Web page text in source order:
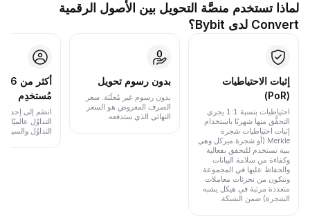
لماذا تستخدم منصَّة التحويل بين الأصول الرقمية
Convert لدى Bybit؟
إثبات الاحتياطيات
(PoR)
احتياطيات بنسبة 1:1 يجري
التحقُّق منها شهريًا باستخدام
إثبات احتياطيات شجرة
Merkle (أو شجرة ميركل وهي
بنية تستخدم للتحقق بفعالية
وكفاءة من سلامة البيانات
والحفاظ عليها في المجموعة.
وتتكون من تجزئات معاملات
متعددة مرتبة في هيكل يشبه
الشجرة) ضمن الشبكة.
بدون رسوم تحويل
بدون رسوم غير مُعلَنَة. سعر
الصرف المعروض هو السعر
النهائي الذي ستدفعه.
مُستخدِم
انضَم إلى إحدى
التداوُل
التداوُل والسيولة.